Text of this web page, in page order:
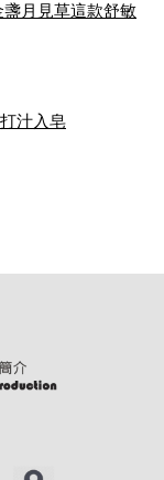
月見草這款舒敏
汁入皂